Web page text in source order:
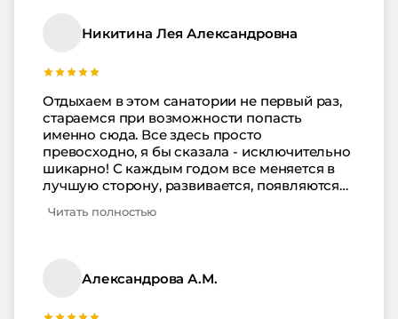
Никитина Лея Александровна
Отдыхаем в этом санатории не первый раз,
стараемся при возможности попасть
именно сюда. Все здесь просто
превосходно, я бы сказала - исключительно
шикарно! С каждым годом все меняется в
лучшую сторону, развивается, появляются
Санаторий не стоит на месте, а развивается,
доброжелательные, ни разу никто и слова
недоброго ни сказал. Номера всегда чистые,
Читать полностью
Александрова А.М.